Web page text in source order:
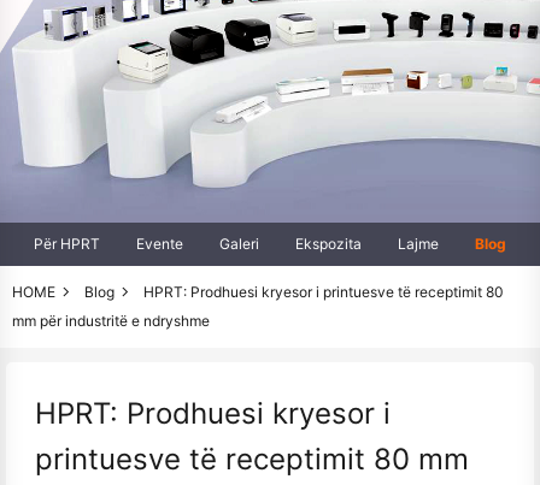
Për HPRT Evente Galeri Ekspozita Lajme Blog
HOME Blog
HPRT: Prodhuesi kryesor i printuesve të receptimit 80
mm për industritë e ndryshme
HPRT: Prodhuesi kryesor i
printuesve të receptimit 80 mm